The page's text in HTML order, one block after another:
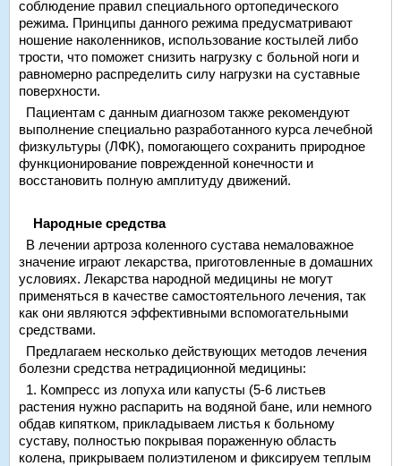
соблюдение правил специального ортопедического
режима. Принципы данного режима предусматривают
ношение наколенников, использование костылей либо
трости, что поможет снизить нагрузку с больной ноги и
равномерно распределить силу нагрузки на суставные
поверхности.
Пациентам с данным диагнозом также рекомендуют
выполнение специально разработанного курса лечебной
физкультуры (ЛФК), помогающего сохранить природное
функционирование поврежденной конечности и
восстановить полную амплитуду движений.
Народные средства
В лечении артроза коленного сустава немаловажное
значение играют лекарства, приготовленные в домашних
условиях. Лекарства народной медицины не могут
применяться в качестве самостоятельного лечения, так
как они являются эффективными вспомогательными
средствами.
Предлагаем несколько действующих методов лечения
болезни средства нетрадиционной медицины:
1. Компресс из лопуха или капусты (5-6 листьев
растения нужно распарить на водяной бане, или немного
обдав кипятком, прикладываем листья к больному
суставу, полностью покрывая пораженную область
колена, прикрываем полиэтиленом и фиксируем теплым